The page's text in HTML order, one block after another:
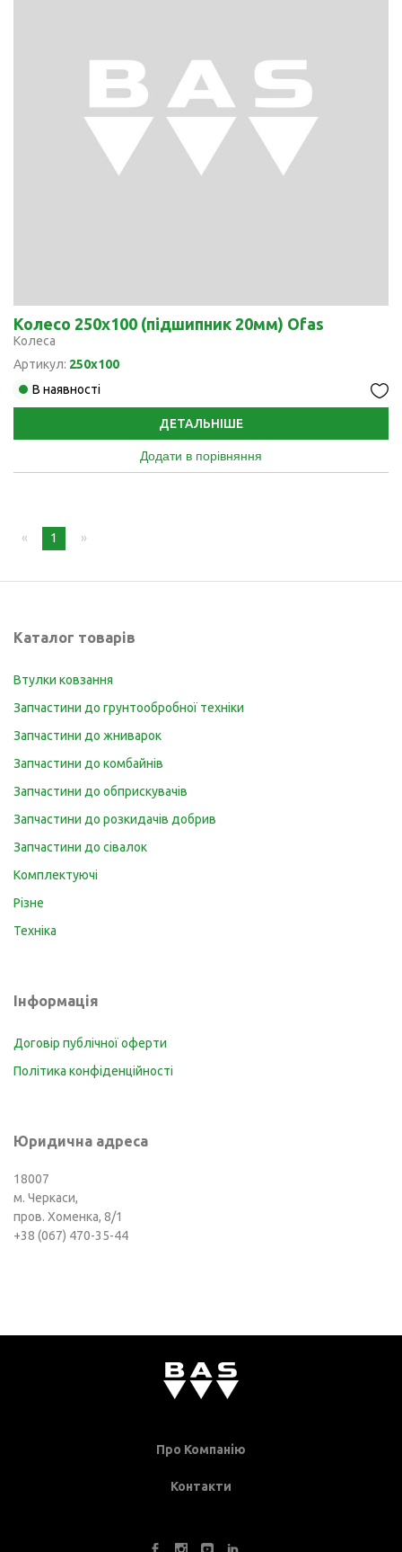
Колесо 250x100 (підшипник 20мм) Ofas
Колеса
Артикул: 250x100
В наявності
ДЕТАЛЬНІШЕ
Додати в порівняння
pageYou're
1 page
Каталог товарів
Втулки ковзання
Запчастини до грунтообробної техніки
Запчастини до жниварок
Запчастини до комбайнів
Запчастини до обприскувачів
Запчастини до розкидачів добрив
Запчастини до сівалок
Комплектуючі
Різне
Техніка
Інформація
Договір публічної оферти
Політика конфіденційності
Юридична адреса
18007
м. Черкаси,
пров. Хоменка, 8/1
+38 (067) 470-35-44
Про Компанію
Контакти